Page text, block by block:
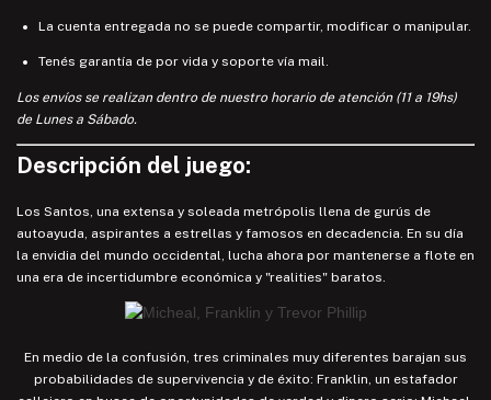
La cuenta entregada no se puede compartir, modificar o manipular.
Tenés garantía de por vida y soporte vía mail.
Los envíos se realizan dentro de nuestro horario de atención (11 a 19hs)
de Lunes a Sábado.
Descripción del juego:
Los Santos, una extensa y soleada metrópolis llena de gurús de
autoayuda, aspirantes a estrellas y famosos en decadencia. En su día
la envidia del mundo occidental, lucha ahora por mantenerse a flote en
una era de incertidumbre económica y "realities" baratos.
En medio de la confusión, tres criminales muy diferentes barajan sus
probabilidades de supervivencia y de éxito: Franklin, un estafador